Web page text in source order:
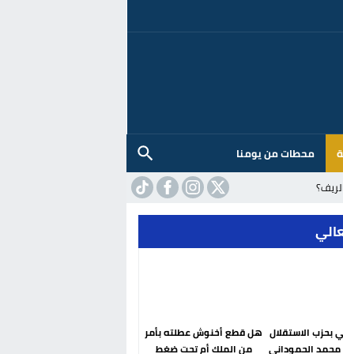
محطات من يومنا
بحزب الاستقلال
الحموداني
هل قطع أخنوش عطلته بأمر
من الملك أم تحت ضغط